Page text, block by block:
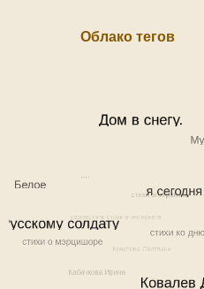
Облако тегов